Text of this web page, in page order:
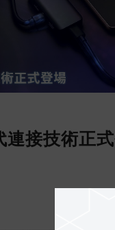
連接技術正